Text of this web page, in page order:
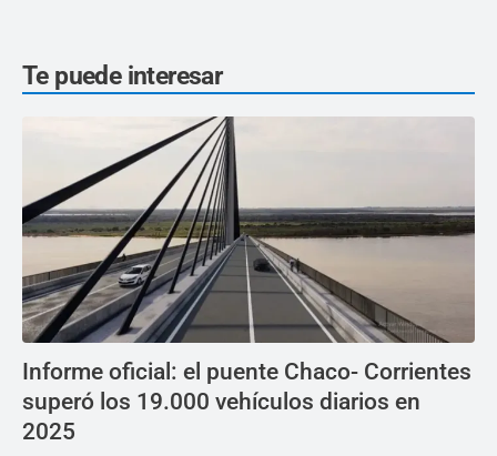
Te puede interesar
Informe oficial: el puente Chaco- Corrientes
superó los 19.000 vehículos diarios en
2025